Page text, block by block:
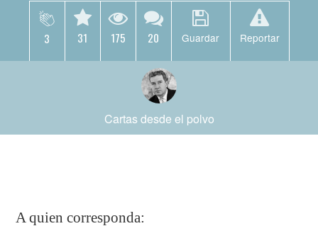
3 31 175 20 Guardar Reportar
Cartas desde el polvo
A quien corresponda: